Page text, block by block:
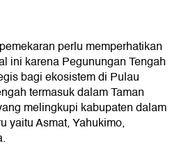
perlu memperhatikan
ini karena Pegunungan Tengah
bagi ekosistem di Pulau
termasuk dalam Taman
melingkupi kabupaten dalam
yaitu Asmat, Yahukimo,